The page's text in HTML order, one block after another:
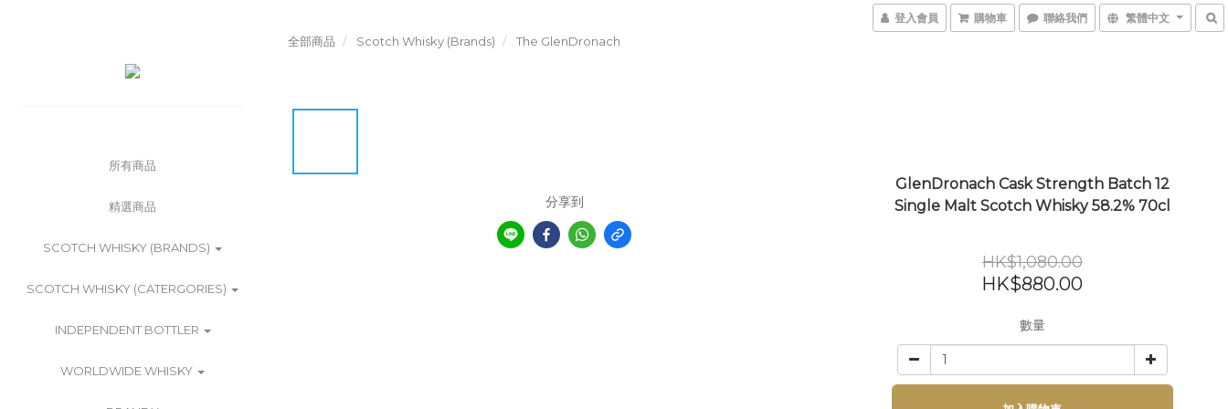
登入會員 購物車 聯絡我們 繁體中文
所有商品
精選商品
SCOTCH WHISKY (BRANDS)
SCOTCH WHISKY (CATERGORIES)
INDEPENDENT BOTTLER
WORLDWIDE WHISKY
全部商品 Scotch Whisky (Brands) The GlenDronach
分享到
GlenDronach Cask Strength Batch 12
Single Malt Scotch Whisky 58.2% 70cl
HK$1,080.00
HK$880.00
數量